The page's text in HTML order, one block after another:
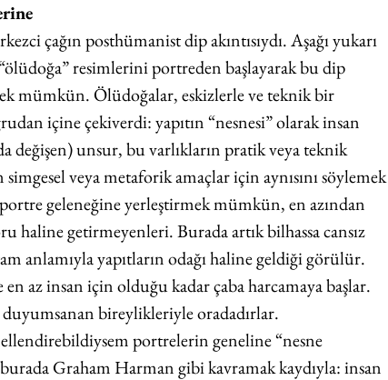
çağın posthümanist dip akıntısıydı. Aşağı yukarı
resimlerini portreden başlayarak bu dip
mümkün. Ölüdoğalar, eskizlerle ve teknik bir
içine çekiverdi: yapıtın “nesnesi” olarak insan
değişen) unsur, bu varlıkların pratik veya teknik
veya metaforik amaçlar için aynısını söylemek
geleneğine yerleştirmek mümkün, en azından
haline getirmeyenleri. Burada artık bilhassa cansız
anlamıyla yapıtların odağı haline geldiği görülür.
az insan için olduğu kadar çaba harcamaya başlar.
bireylikleriyle oradadırlar.
portrelerin geneline “nesne
Graham Harman gibi kavramak kaydıyla: insan